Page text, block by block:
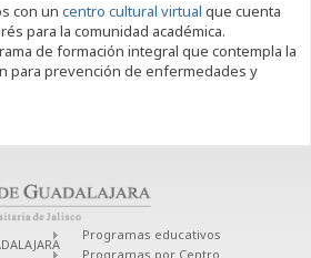
con un centro cultural virtual que cuenta
para la comunidad académica.
de formación integral que contempla la
para prevención de enfermedades y
Programas educativos
Programas por Centro